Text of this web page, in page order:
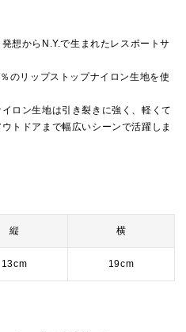
想からN.Y.で生まれたレスポートサ
のリップストップナイロン生地を使
ロン生地は引き裂きに強く、軽くて
トドアまで幅広いシーンで活躍しま
縦 横
13cm 19cm